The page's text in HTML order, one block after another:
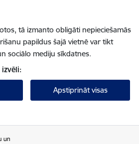
tā izmanto obligāti nepieciešamās
papildus šajā vietnē var tikt
sociālo mediju sīkdatnes.
izvēli:
Apstiprināt visas